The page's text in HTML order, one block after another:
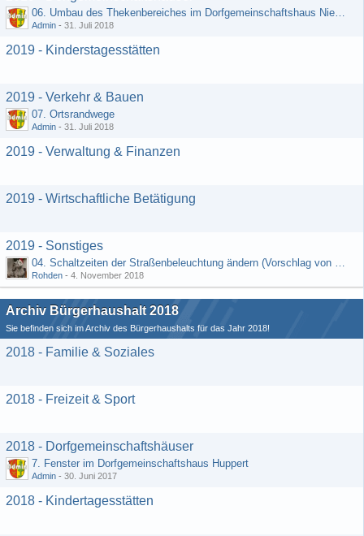
06. Umbau des Thekenbereiches im Dorfgemeinschaftshaus Niedermeilingen und Schaffung eines Lagerraumes
Admin - 31. Juli 2018
2019 - Kinderstagesstätten
2019 - Verkehr & Bauen
07. Ortsrandwege
Admin - 31. Juli 2018
2019 - Verwaltung & Finanzen
2019 - Wirtschaftliche Betätigung
2019 - Sonstiges
04. Schaltzeiten der Straßenbeleuchtung ändern (Vorschlag von Hermann Rädiker 01.07.2018)
Rohden - 4. November 2018
Archiv Bürgerhaushalt 2018
Sie befinden sich im Archiv des Bürgerhaushalts für das Jahr 2018!
2018 - Familie & Soziales
2018 - Freizeit & Sport
2018 - Dorfgemeinschaftshäuser
7. Fenster im Dorfgemeinschaftshaus Huppert
Admin - 30. Juni 2017
2018 - Kindertagesstätten